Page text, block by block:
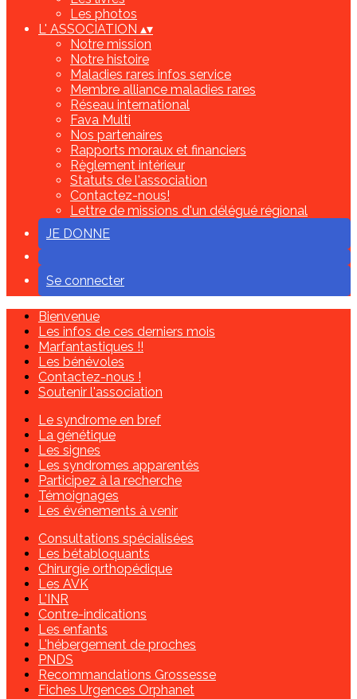
Les photos
L' ASSOCIATION ▴▾
Notre mission
Notre histoire
Maladies rares infos service
Membre alliance maladies rares
Réseau international
Fava Multi
Nos partenaires
Rapports moraux et financiers
Règlement intérieur
Statuts de l'association
Contactez-nous!
Lettre de missions d'un délégué régional
JE DONNE
Se connecter
Bienvenue
Les infos de ces derniers mois
Marfantastiques !!
Les bénévoles
Contactez-nous !
Soutenir l'association
Le syndrome en bref
La génétique
Les signes
Les syndromes apparentés
Participez à la recherche
Témoignages
Les événements à venir
Consultations spécialisées
Les bétabloquants
Chirurgie orthopédique
Les AVK
L'INR
Contre-indications
Les enfants
L'hébergement de proches
PNDS
Recommandations Grossesse
Fiches Urgences Orphanet